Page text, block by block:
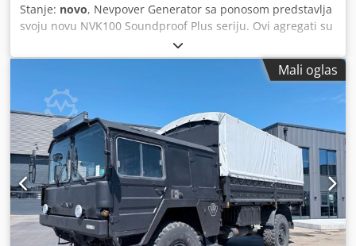
Stanje: novo, Nevpover Generator sa ponosom predstavlja
svoju novu NVK100 Soundproof Plus seriju. Ovi agregati su
opremljeni dodatnim zvučnim zavesama u kabinama, što
garantuje smanjenje nivoa buke od 15 odsto u odnosu na
standardnu seriju. Jedinica je nova, kompletna uklj.
kontrola, rezervoar za dizel, izduvne baterije, elektronska
kontrola brzine, AVR, punjač baterija, bojler za hlađenje,
utičnice, RCD zaštitni prekidač. - Ojačana zvučna izolacija -
Ekstra tihi rad - Praćenje mreže, napajanje mreže -
Spreman za upotrebu Specifikacije: Model: NVK100 Zvučno
izolovan plus hitne generatora Favde motora Nevpover
generator set sa dodatnom zvučnom izolacijom Motor:
Favde CA4DF2-12D, 4 cilindra, vodeno hlađenje Generator:
Nevpover SZ / N100 Kontinuirana snaga: 72 kV / 90 kVA
Maksimalna snaga: 80 kV / 100 kVA Nivo buke (7m): 64 dB
Mali oglas